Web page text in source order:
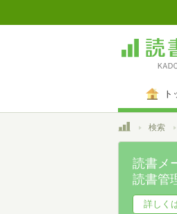
ト
トップ検索
読書メ
読書管
詳しく